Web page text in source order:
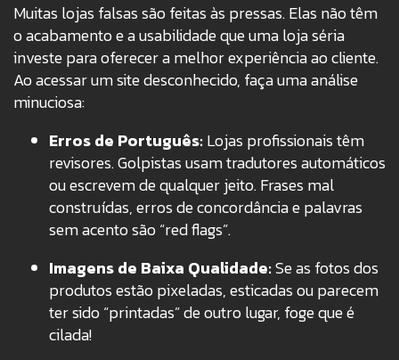
Muitas lojas falsas são feitas às pressas. Elas não têm
o acabamento e a usabilidade que uma loja séria
investe para oferecer a melhor experiência ao cliente.
Ao acessar um site desconhecido, faça uma análise
minuciosa:
Erros de Português:Lojas profissionais têm
revisores. Golpistas usam tradutores automáticos
ou escrevem de qualquer jeito. Frases mal
construídas, erros de concordância e palavras
sem acento são “red flags”.
Imagens de Baixa Qualidade:Se as fotos dos
produtos estão pixeladas, esticadas ou parecem
ter sido “printadas” de outro lugar, foge que é
cilada!